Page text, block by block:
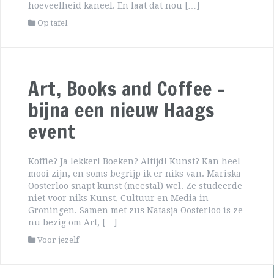
hoeveelheid kaneel. En laat dat nou […]
Op tafel
Art, Books and Coffee –
bijna een nieuw Haags
event
Koffie? Ja lekker! Boeken? Altijd! Kunst? Kan heel
mooi zijn, en soms begrijp ik er niks van. Mariska
Oosterloo snapt kunst (meestal) wel. Ze studeerde
niet voor niks Kunst, Cultuur en Media in
Groningen. Samen met zus Natasja Oosterloo is ze
nu bezig om Art, […]
Voor jezelf